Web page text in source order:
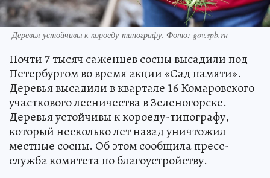
Деревья устойчивы к короеду-типографу. Фото: gov.spb.ru
Почти 7 тысяч саженцев сосны высадили под
Петербургом во время акции «Сад памяти».
Деревья высадили в квартале 16 Комаровского
участкового лесничества в Зеленогорске.
Деревья устойчивы к короеду-типографу,
который несколько лет назад уничтожил
местные сосны. Об этом сообщила пресс-
служба комитета по благоустройству.